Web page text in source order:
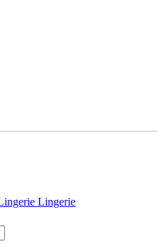
Lingerie